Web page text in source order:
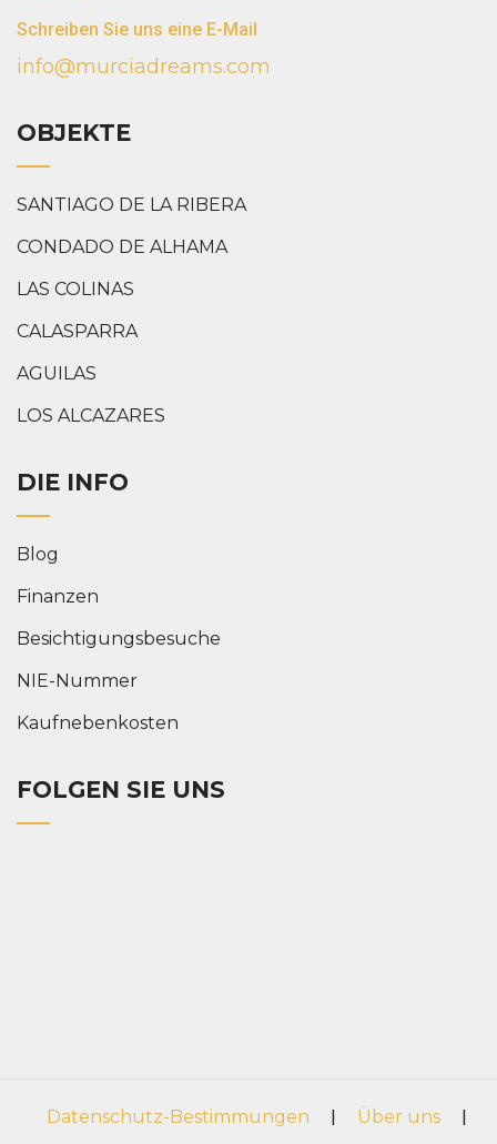
Schreiben Sie uns eine E-Mail
info@murciadreams.com
OBJEKTE
SANTIAGO DE LA RIBERA
CONDADO DE ALHAMA
LAS COLINAS
CALASPARRA
AGUILAS
LOS ALCAZARES
DIE INFO
Blog
Finanzen
Besichtigungsbesuche
NIE-Nummer
Kaufnebenkosten
FOLGEN SIE UNS
Datenschutz-Bestimmungen | Über uns |